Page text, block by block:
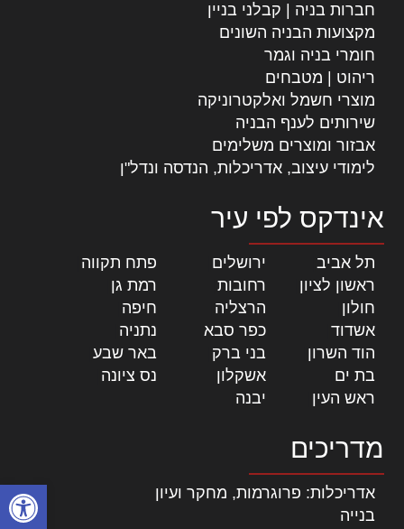
פתח
חברות בניה | קבלני בניין
מקצועות הבניה השונים
חומרי בניה וגמר
ריהוט | מטבחים
מוצרי חשמל ואלקטרוניקה
שירותים לענף הבניה
אבזור ומוצרים משלימים
לימודי עיצוב, אדריכלות, הנדסה ונדל"ן
אינדקס לפי עיר
תל אביב ירושלים פתח תקווה
ראשון לציון
רחובות רמת גן
חולון
הרצליה חיפה
אשדוד
כפר סבא נתניה
הוד השרון
בני ברק באר שבע
בת ים
אשקלון נס ציונה
ראש העין
יבנה
מדריכים
אדריכלות: פרוגרמות, מחקר ועיון
בנייה